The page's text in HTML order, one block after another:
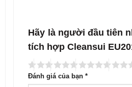
điểm
Hãy là người đầu tiên
tích hợp Cleansui
Đánh giá của bạn*